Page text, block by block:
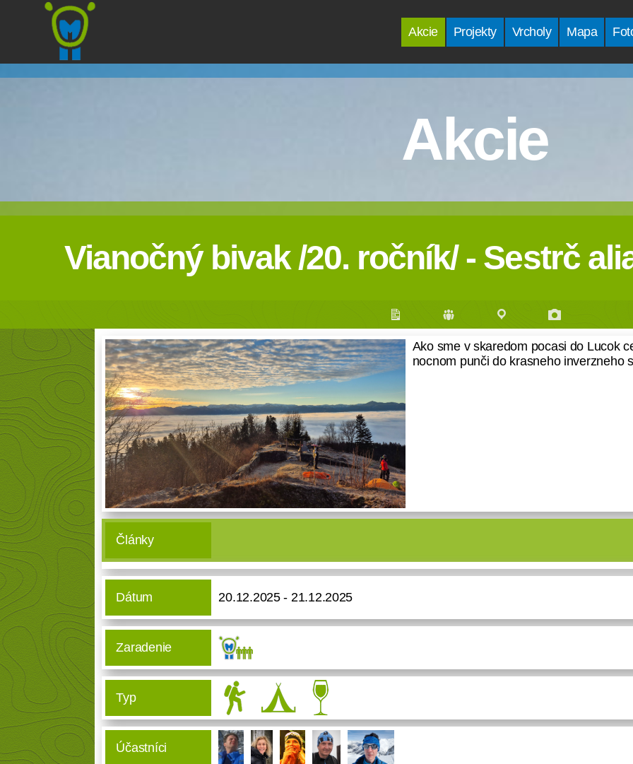
Akcie Projekty Vrcholy Mapa
Akcie
Vianočný bivak /20. ročník/ - Sestrč
Ako sme v skaredom pocasi do Lucok
nocnom punči do krasneho inverzneho
Články
Dátum 20.12.2025 - 21.12.2025
Zaradenie
Typ
Účastníci